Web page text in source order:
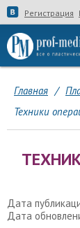
Регистрация
Главная /
Техники
Дата
Дата